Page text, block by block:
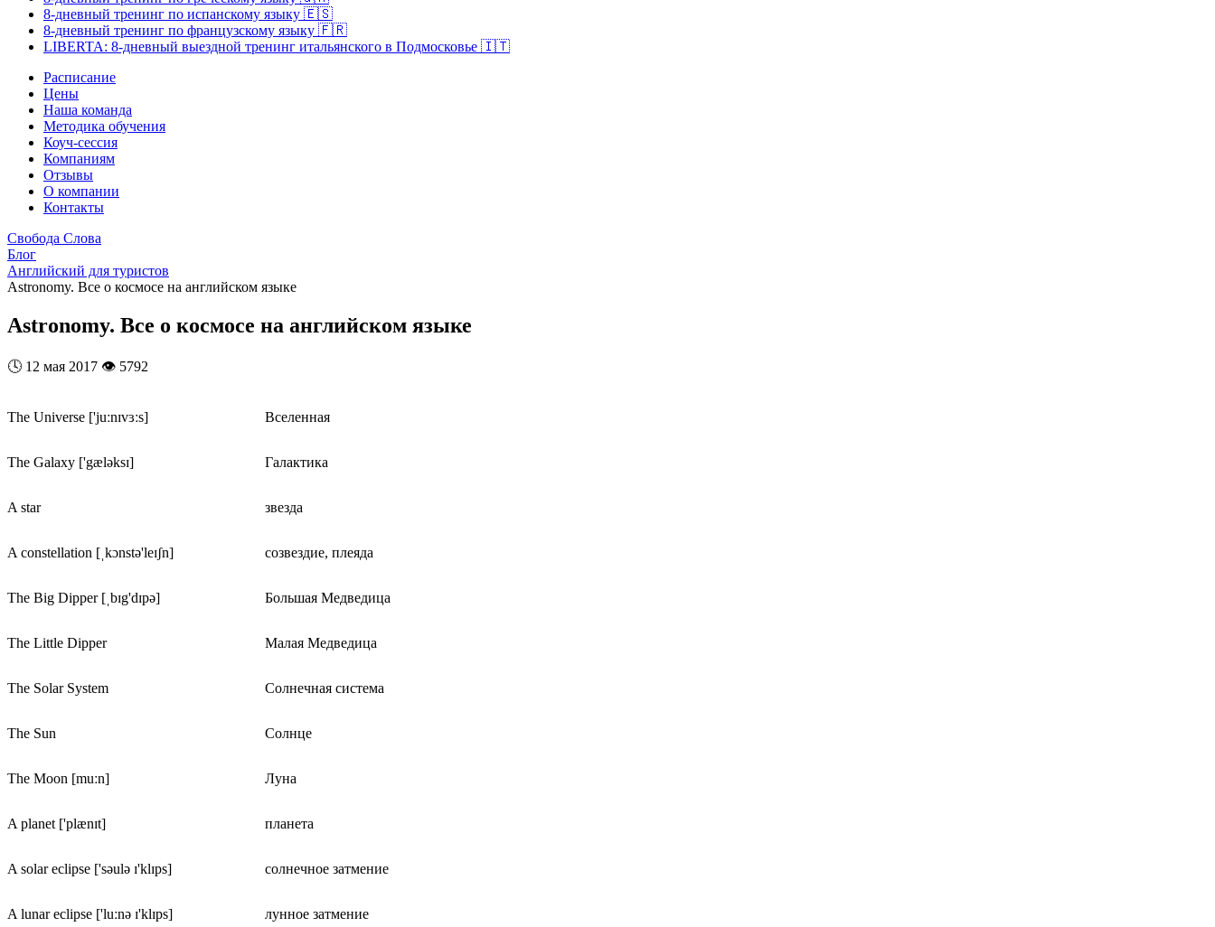
8-дневный тренинг по испанскому языку 🇪🇸
8-дневный тренинг по французскому языку 🇫🇷
LIBERTA: 8-дневный выездной тренинг итальянского в Подмосковье 🇮🇹
Расписание
Цены
Наша команда
Методика обучения
Коуч-сессия
Компаниям
Отзывы
О компании
Контакты
Свобода Слова
Блог
Английский для туристов
Astronomy. Все о космосе на английском языке
Astronomy. Все о космосе на английском языке
🕓 12 мая 2017 👁️ 5792
The Universe ['juːnɪvɜːs] Вселенная
The Galaxy ['gæləksɪ] Галактика
A star звезда
A constellation [ˌkɔnstə'leɪʃn] созвездие, плеяда
The Big Dipper [ˌbɪg'dɪpə] Большая Медведица
The Little Dipper Малая Медведица
The Solar System Солнечная система
The Sun Солнце
The Moon [muːn] Луна
A planet ['plænɪt] планета
A solar eclipse ['səulə ɪ'klɪps] солнечное затмение
A lunar eclipse ['luːnə ɪ'klɪps] лунное затмение